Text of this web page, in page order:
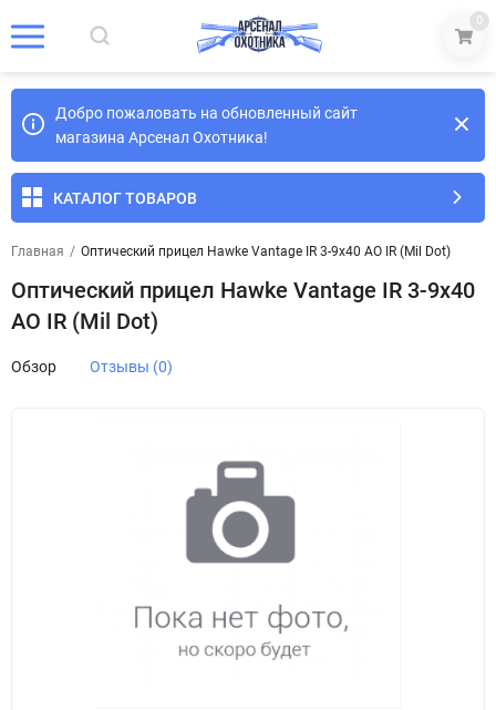
0
Добро пожаловать на обновленный сайт
магазина Арсенал Охотника!
КАТАЛОГ ТОВАРОВ
Главная / Оптический прицел Hawke Vantage IR 3-9x40 АО IR (Mil Dot)
Оптический прицел Hawke Vantage IR 3-9x40
АО IR (Mil Dot)
Обзор Отзывы (0)